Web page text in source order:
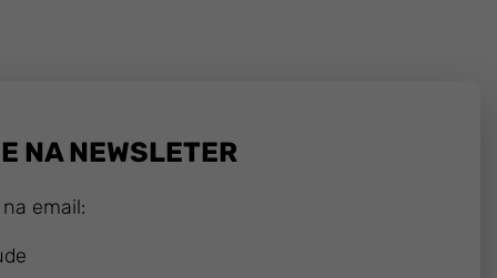
NA NEWSLETER
email: